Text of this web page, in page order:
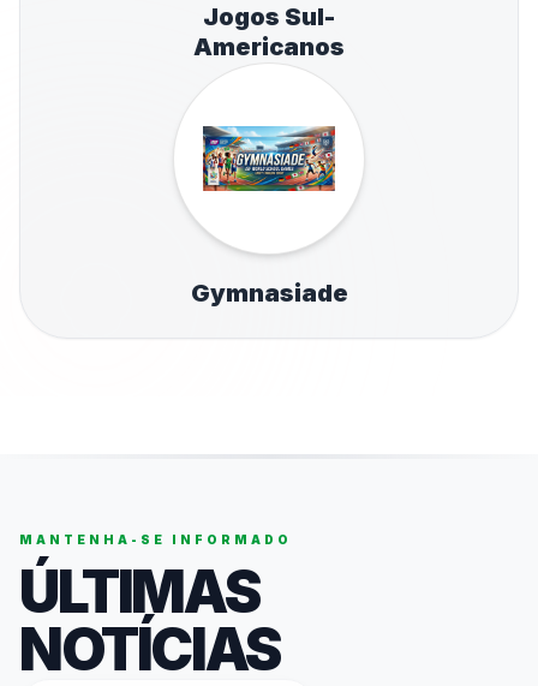
Jogos Sul-
Americanos
Gymnasiade
MANTENHA-SE INFORMADO
ÚLTIMAS
NOTÍCIAS